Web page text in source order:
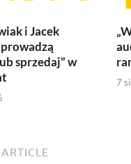
i Jacek
sprzedaj” w
7